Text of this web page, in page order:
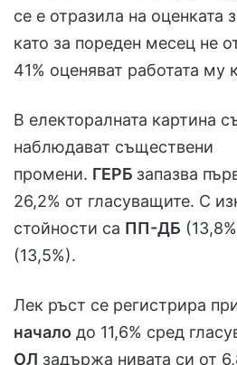
се е отразила на оценката
като за пореден месец не
41% оценяват работата му
В електоралната картина
наблюдават съществени
промени. ГЕРБ запазва
26,2% от гласуващите. С
стойности са ПП-ДБ
(13,5%).
Лек ръст се регистрира
начало до 11,6% сред
ОЛ задържа нивата си от